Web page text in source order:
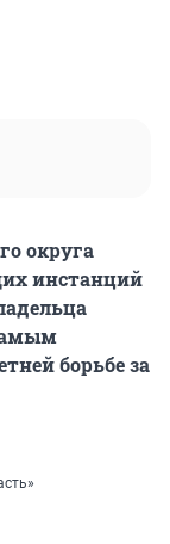
округа
инстанций
борьбе за